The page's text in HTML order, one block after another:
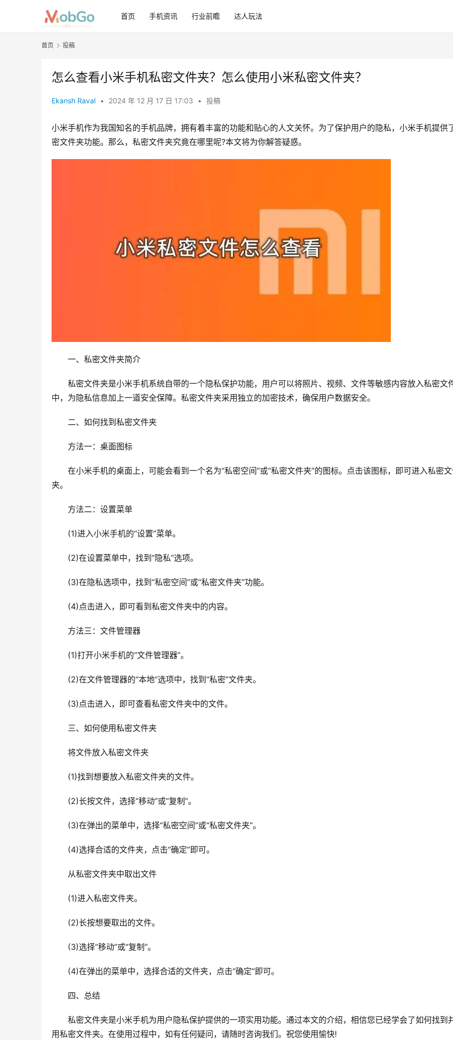
首页 手机资讯 行业前瞻 达人玩法
首页 投稿
怎么查看小米手机私密文件夹？怎么使用小米私密文件夹？
Ekansh Raval • 2024 年 12 月 17 日 17:03 • 投稿
小米手机作为我国知名的手机品牌，拥有着丰富的功能和贴心的人文关怀。为了保护用户的隐私，小米手机提供
密文件夹功能。那么，私密文件夹究竟在哪里呢?本文将为你解答疑惑。
一、私密文件夹简介
私密文件夹是小米手机系统自带的一个隐私保护功能，用户可以将照片、视频、文件等敏感内容放入私密文
中，为隐私信息加上一道安全保障。私密文件夹采用独立的加密技术，确保用户数据安全。
二、如何找到私密文件夹
方法一：桌面图标
在小米手机的桌面上，可能会看到一个名为“私密空间”或“私密文件夹”的图标。点击该图标，即可进入私密
夹。
方法二：设置菜单
(1)进入小米手机的“设置”菜单。
(2)在设置菜单中，找到“隐私”选项。
(3)在隐私选项中，找到“私密空间”或“私密文件夹”功能。
(4)点击进入，即可看到私密文件夹中的内容。
方法三：文件管理器
(1)打开小米手机的“文件管理器”。
(2)在文件管理器的“本地”选项中，找到“私密”文件夹。
(3)点击进入，即可查看私密文件夹中的文件。
三、如何使用私密文件夹
将文件放入私密文件夹
(1)找到想要放入私密文件夹的文件。
(2)长按文件，选择“移动”或“复制”。
(3)在弹出的菜单中，选择“私密空间”或“私密文件夹”。
(4)选择合适的文件夹，点击“确定”即可。
从私密文件夹中取出文件
(1)进入私密文件夹。
(2)长按想要取出的文件。
(3)选择“移动”或“复制”。
(4)在弹出的菜单中，选择合适的文件夹，点击“确定”即可。
四、总结
私密文件夹是小米手机为用户隐私保护提供的一项实用功能。通过本文的介绍，相信您已经学会了如何找到
用私密文件夹。在使用过程中，如有任何疑问，请随时咨询我们。祝您使用愉快!